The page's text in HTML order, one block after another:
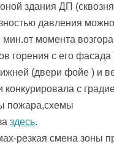
здания ДП
давления
момента
горения с его
(двери фойе ) и
с
пожара,схемы
здесь.
резкая смена зоны